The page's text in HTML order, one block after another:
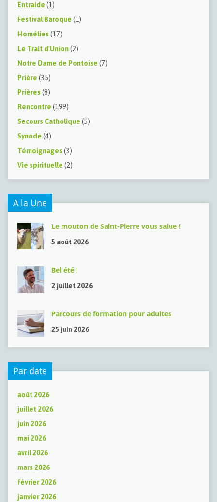
Entraide (1)
Festival Baroque (1)
Homélies (17)
Le Trait d'Union(2)
Notre Dame de Pontoise (7)
Prière (35)
Prières (8)
Rencontre (199)
Secours Catholique (5)
Synode (4)
Témoignages (3)
Vie spirituelle (2)
A la Une
Le mouton de Saint-Pierre vous salue !
5 août 2026
Bel été !
2 juillet 2026
Parcours de formation pour adultes
25 juin 2026
Par date
août 2026
juillet 2026
juin 2026
mai 2026
avril 2026
mars 2026
février 2026
janvier 2026